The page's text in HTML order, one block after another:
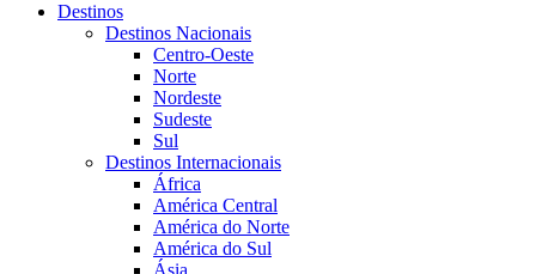
Destinos
Destinos Nacionais
Centro-Oeste
Norte
Nordeste
Sudeste
Sul
Destinos Internacionais
África
América Central
América do Norte
América do Sul